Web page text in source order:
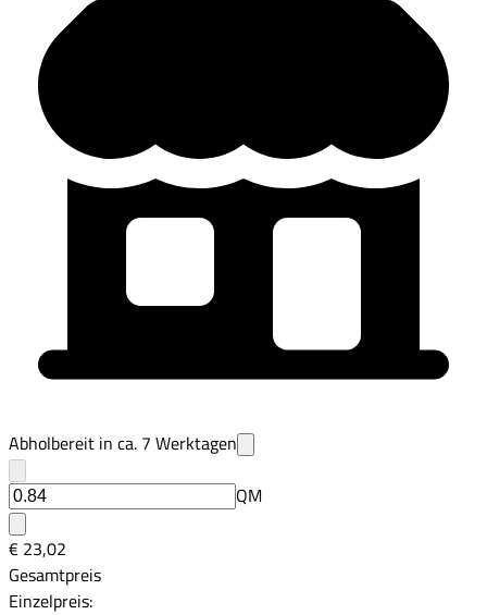
Abholbereit in ca. 7 Werktagen
QM
€ 23,02
Gesamtpreis
Einzelpreis: